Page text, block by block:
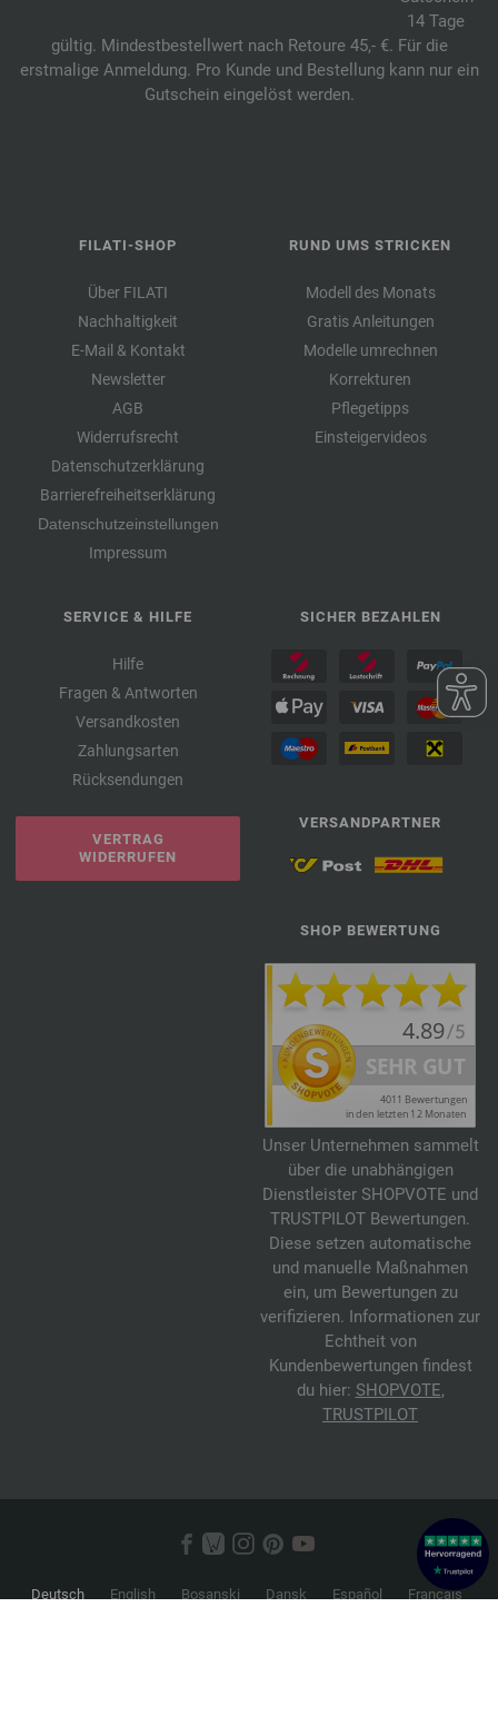
14 Tage
gültig. Mindestbestellwert nach Retoure 45,- €. Für die
erstmalige Anmeldung. Pro Kunde und Bestellung kann nur ein
Gutschein eingelöst werden.
FILATI-SHOP
Über FILATI
Nachhaltigkeit
E-Mail & Kontakt
Newsletter
AGB
Widerrufsrecht
Datenschutzerklärung
Barrierefreiheitserklärung
Datenschutzeinstellungen
Impressum
RUND UMS STRICKEN
Modell des Monats
Gratis Anleitungen
Modelle umrechnen
Korrekturen
Pflegetipps
Einsteigervideos
SERVICE & HILFE
Hilfe
Fragen & Antworten
Versandkosten
Zahlungsarten
Rücksendungen
VERTRAG
WIDERRUFEN
SICHER BEZAHLEN
VERSANDPARTNER
SHOP BEWERTUNG
Unser Unternehmen sammelt
über die unabhängigen
Dienstleister SHOPVOTE und
TRUSTPILOT Bewertungen.
Diese setzen automatische
und manuelle Maßnahmen
ein, um Bewertungen zu
verifizieren. Informationen zur
Echtheit von
Kundenbewertungen findest
du hier: SHOPVOTE,
TRUSTPILOT
Deutsch English Bosanski Dansk Español
Français